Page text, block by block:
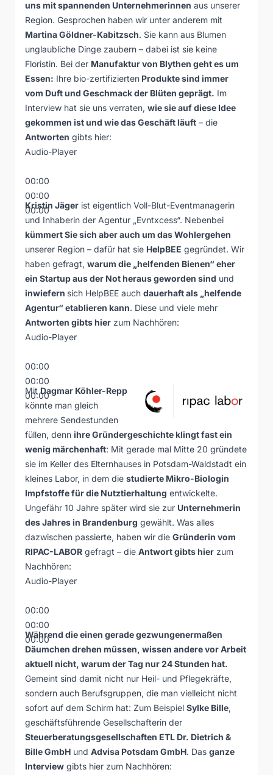
uns mit spannenden Unternehmerinnen aus unserer
Region. Gesprochen haben wir unter anderem mit
Martina Göldner-Kabitzsch. Sie kann aus Blumen
unglaubliche Dinge zaubern – dabei ist sie keine
Floristin. Bei der Manufaktur von Blythen geht es um
Essen: Ihre bio-zertifizierten Produkte sind immer
vom Duft und Geschmack der Blüten geprägt. Im
Interview hat sie uns verraten, wie sie auf diese Idee
gekommen ist und wie das Geschäft läuft – die
Antworten gibts hier:
Audio-Player
00:00
00:00
00:00
Kristin Jäger ist eigentlich Voll-Blut-Eventmanagerin
und Inhaberin der Agentur „Evntxcess“. Nebenbei
kümmert Sie sich aber auch um das Wohlergehen
unserer Region – dafür hat sie HelpBEE gegründet. Wir
haben gefragt, warum die „helfenden Bienen“ eher
ein Startup aus der Not heraus geworden sind und
inwiefern sich HelpBEE auch dauerhaft als „helfende
Agentur“ etablieren kann. Diese und viele mehr
Antworten gibts hier zum Nachhören:
Audio-Player
00:00
00:00
00:00
MitDagmar Köhler-Repp
könnte man gleich
mehrere Sendestunden
füllen, denn ihre Gründergeschichte klingt fast ein
wenig märchenhaft: Mit gerade mal Mitte 20 gründete
sie im Keller des Elternhauses in Potsdam-Waldstadt ein
kleines Labor, in dem die studierte Mikro-Biologin
Impfstoffe für die Nutztierhaltung entwickelte.
Ungefähr 10 Jahre später wird sie zur Unternehmerin
des Jahres in Brandenburg gewählt. Was alles
dazwischen passierte, haben wir die Gründerin vom
RIPAC-LABOR gefragt – die Antwort gibts hier zum
Nachhören:
Audio-Player
00:00
00:00
00:00
Während die einen gerade gezwungenermaßen
Däumchen drehen müssen, wissen andere vor Arbeit
aktuell nicht, warum der Tag nur 24 Stunden hat.
Gemeint sind damit nicht nur Heil- und Pflegekräfte,
sondern auch Berufsgruppen, die man vielleicht nicht
sofort auf dem Schirm hat: Zum Beispiel Sylke Bille,
geschäftsführende Gesellschafterin der
Steuerberatungsgesellschaften ETL Dr. Dietrich &
Bille GmbH und Advisa Potsdam GmbH. Das ganze
Interview gibts hier zum Nachhören: